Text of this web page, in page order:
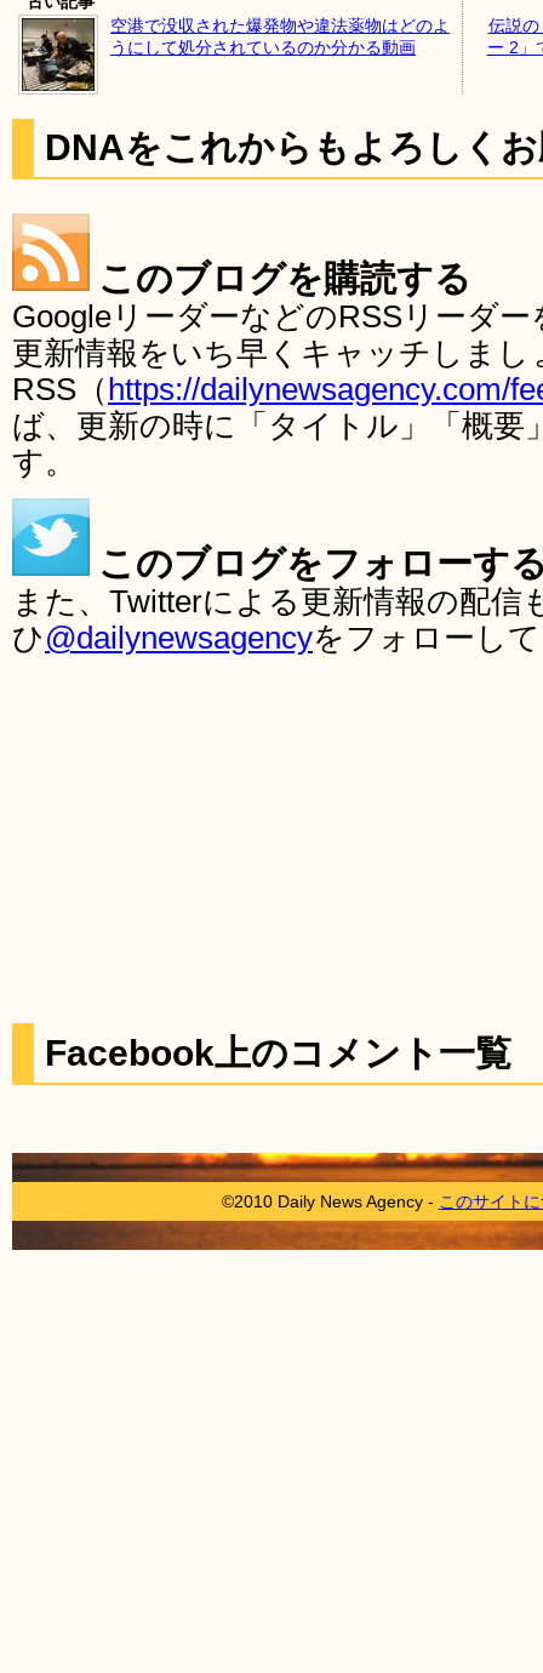
空港で没収された爆発物や違法薬物はどのよ
うにして処分されているのか分かる動画
伝説
ー 2」
DNAをこれからもよろしく
このブログを購読する
GoogleリーダーなどのRSSリーダ
更新情報をいち早くキャッチしま
RSS（ https://dailynewsagency.com/
ば、更新の時に「タイトル」「概要
す。
このブログをフォローす
また、Twitterによる更新情報の配
ひ@dailynewsagencyをフォローし
Facebook上のコメント一覧
©2010 Daily News Agency - このサイト